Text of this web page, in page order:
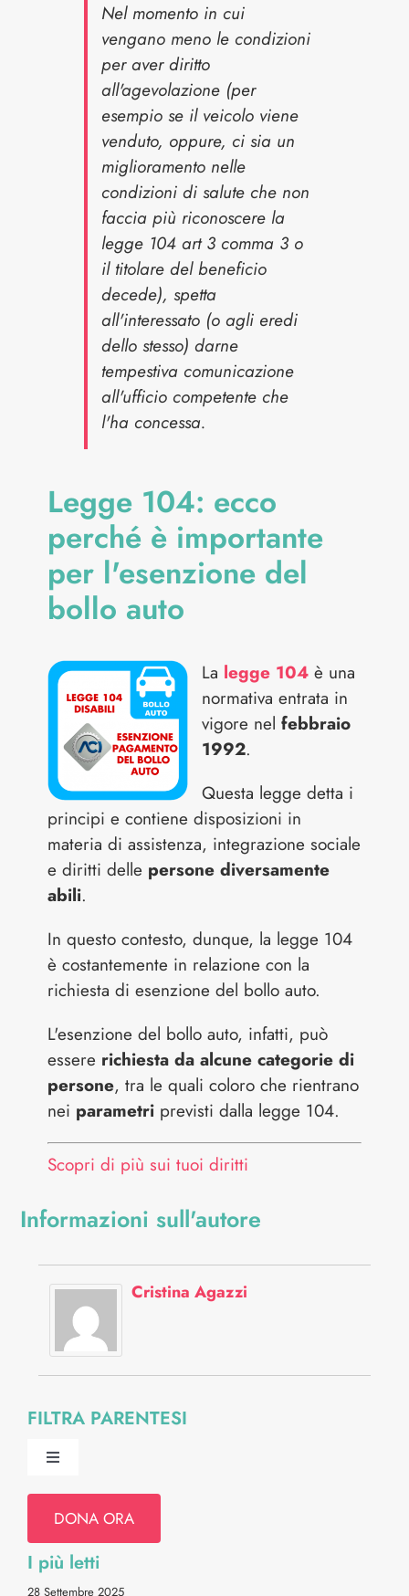
Nel momento in cui
vengano meno le condizioni
per aver diritto
all'agevolazione (per
esempio se il veicolo viene
venduto, oppure, ci sia un
miglioramento nelle
condizioni di salute che non
faccia più riconoscere la
legge 104 art 3 comma 3 o
il titolare del beneficio
decede), spetta
all'interessato (o agli eredi
dello stesso) darne
tempestiva comunicazione
all'ufficio competente che
l'ha concessa.
Legge 104: ecco
perché è importante
per l'esenzione del
bollo auto
La legge 104 è una
normativa entrata in
vigore nelfebbraio
1992.
Questa legge detta i
principi e contiene disposizioni in
materia di assistenza, integrazione sociale
e diritti delle persone diversamente
abili.
In questo contesto, dunque, la legge 104
è costantemente in relazione con la
richiesta di esenzione del bollo auto.
L'esenzione del bollo auto, infatti, può
essere richiesta da alcune categorie di
persone, tra le quali coloro che rientrano
nei parametri previsti dalla legge 104.
Scopri di più sui tuoi diritti
Informazioni sull'autore
Cristina Agazzi
FILTRA PARENTESI
Toggle
Diritti & Info Pratiche
DONA ORA
I più letti
28 Settembre 2025